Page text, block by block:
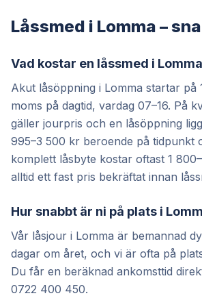
Låssmed i Lomma –
Vad kostar en låssmed i
Akut låsöppning i Lomma startar på
moms på dagtid, vardag 07–16. På
gäller jourpris och en låsöppning
995–3 500 kr beroende på tidpunkt
komplett låsbyte kostar oftast 1
alltid ett fast pris bekräftat innan
Hur snabbt är ni på plats i
Vår låsjour i Lomma är bemannad
dagar om året, och vi är ofta på
Du får en beräknad ankomsttid
0722 400 450.